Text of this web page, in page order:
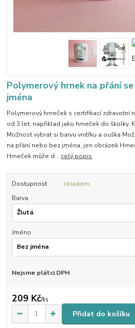
Polymerový hrnek na přání
jména
Polymerový hrneček s certifikací zdravotní
od 3 let, napřiklad jako hrneček do školky.
Možnost vybrat si barvu vnitřku a ouška
na přání nebo bez jména, jen obrázek
Hrneček může d... celý popis
Dostupnost
skladem
Barva
Jméno
Nejsme plátci DPH
209 Kč/ks
Přidat do košíku